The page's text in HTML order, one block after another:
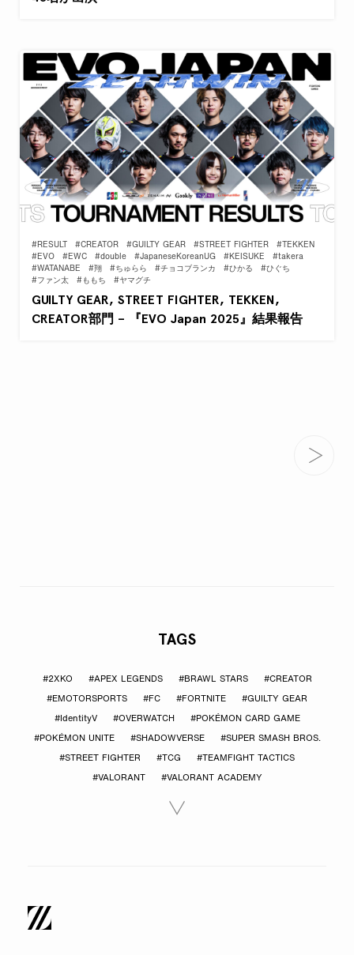
TAGS
#2XKO #APEX LEGENDS #BRAWL STARS #CREATOR
#EMOTORSPORTS #FC #FORTNITE #GUILTY GEAR
#IdentityV #OVERWATCH #POKÉMON CARD GAME
#POKÉMON UNITE #SHADOWVERSE #SUPER SMASH BROS.
#STREET FIGHTER #TCG #TEAMFIGHT TACTICS
#VALORANT #VALORANT ACADEMY
#RESULT #CREATOR #GUILTY GEAR #STREET FIGHTER
#TEKKEN
#EVO
#EWC #double #JapaneseKoreanUG #KEISUKE
#takera
#WATANABE
#翔 #ちゅらら #チョコブランカ #ひかる
#ひぐち
#ファン太
#ももち #ヤマグチ
GUILTY GEAR, STREET FIGHTER, TEKKEN,
CREATOR部門 – 『EVO Japan 2025』結果報告